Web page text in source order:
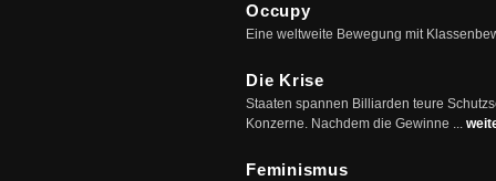
Occupy
Eine weltweite Bewegung mit
Die Krise
Staaten spannen Billiarden teure
Konzerne. Nachdem die Gewinne ...
Feminismus